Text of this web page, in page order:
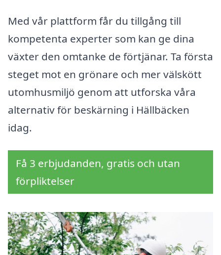
Med vår plattform får du tillgång till
kompetenta experter som kan ge dina
växter den omtanke de förtjänar. Ta första
steget mot en grönare och mer välskött
utomhusmiljö genom att utforska våra
alternativ för beskärning i Hällbäcken
idag.
Få 3 erbjudanden, gratis och utan
förpliktelser